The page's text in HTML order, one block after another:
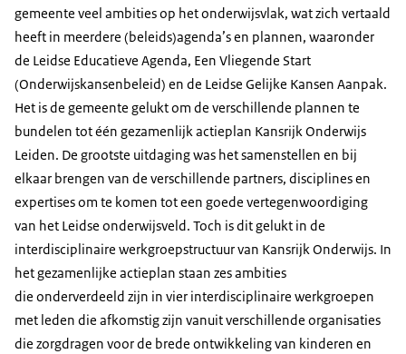
gemeente veel ambities op het onderwijsvlak, wat zich vertaald
heeft in meerdere (beleids)agenda’s en plannen, waaronder
de Leidse Educatieve Agenda, Een Vliegende Start
(Onderwijskansenbeleid) en de Leidse Gelijke Kansen Aanpak.
Het is de gemeente gelukt om de verschillende plannen te
bundelen tot één gezamenlijk actieplan Kansrijk Onderwijs
Leiden. De grootste uitdaging was het samenstellen en bij
elkaar brengen van de verschillende partners, disciplines en
expertises om te komen tot een goede vertegenwoordiging
van het Leidse onderwijsveld. Toch is dit gelukt in de
interdisciplinaire werkgroepstructuur van Kansrijk Onderwijs. In
het gezamenlijke actieplan staan zes ambities
die onderverdeeld zijn in vier interdisciplinaire werkgroepen
met leden die afkomstig zijn vanuit verschillende organisaties
die zorgdragen voor de brede ontwikkeling van kinderen en